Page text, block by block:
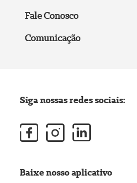
Fale Conosco
Comunicação
Siga nossas redes sociais:
Baixe nosso aplicativo